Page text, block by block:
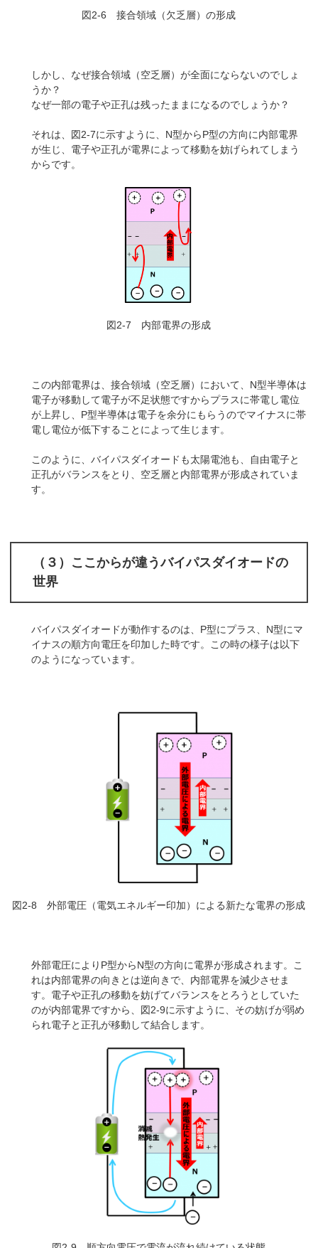
図2-6 接合領域（欠乏層）の形成
しかし、なぜ接合領域（空乏層）が全面にならないのでしょ
うか？
なぜ一部の電子や正孔は残ったままになるのでしょうか？
それは、図2-7に示すように、N型からP型の方向に内部電界
が生じ、電子や正孔が電界によって移動を妨げられてしまう
からです。
図2-7 内部電界の形成
この内部電界は、接合領域（空乏層）において、N型半導体は
電子が移動して電子が不足状態ですからプラスに帯電し電位
が上昇し、P型半導体は電子を余分にもらうのでマイナスに帯
電し電位が低下することによって生じます。
このように、バイパスダイオードも太陽電池も、自由電子と
正孔がバランスをとり、空乏層と内部電界が形成されていま
す。
（３）ここからが違うバイパスダイオードの
世界
バイパスダイオードが動作するのは、P型にプラス、N型にマ
イナスの順方向電圧を印加した時です。この時の様子は以下
のようになっています。
図2-8 外部電圧（電気エネルギー印加）による新たな電界の形成
外部電圧によりP型からN型の方向に電界が形成されます。こ
れは内部電界の向きとは逆向きで、内部電界を減少させま
す。電子や正孔の移動を妨げてバランスをとろうとしていた
のが内部電界ですから、図2-9に示すように、その妨げが弱め
られ電子と正孔が移動して結合します。